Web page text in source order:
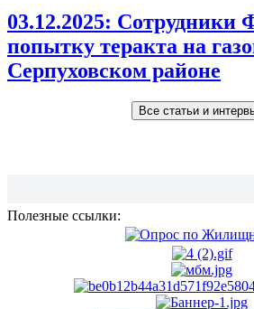
03.12.2025: Сотрудники
попытку теракта на
Серпуховском районе
Все статьи и
Полезные ссылки: